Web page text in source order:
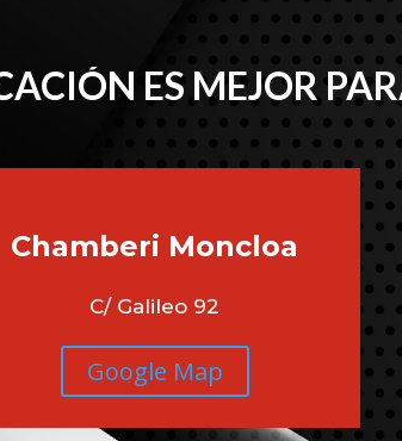
ES MEJOR
Chamberi Moncloa
C/ Galileo 92
Google Map